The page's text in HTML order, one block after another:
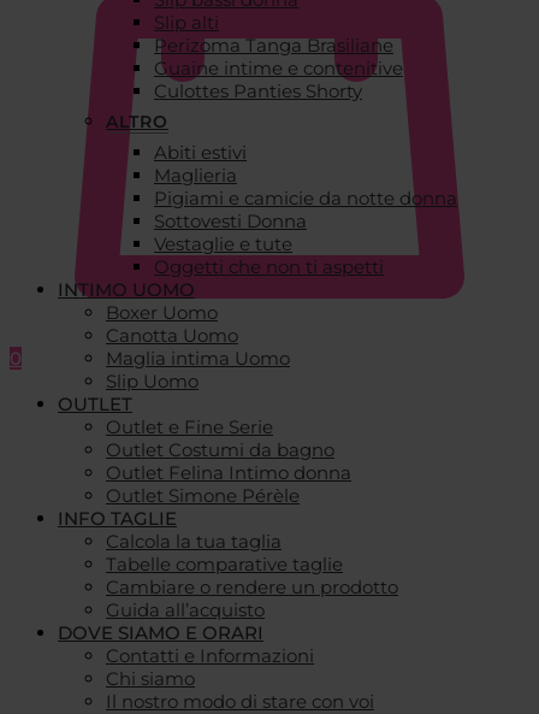
0
Slip alti
Perizoma Tanga Brasiliane
Guaine intime e contenitive
Culottes Panties Shorty
ALTRO
Abiti estivi
Maglieria
Pigiami e camicie da notte donna
Sottovesti Donna
Vestaglie e tute
Oggetti che non ti aspetti
INTIMO UOMO
Boxer Uomo
Canotta Uomo
Maglia intima Uomo
Slip Uomo
OUTLET
Outlet e Fine Serie
Outlet Costumi da bagno
Outlet Felina Intimo donna
Outlet Simone Pérèle
INFO TAGLIE
Calcola la tua taglia
Tabelle comparative taglie
Cambiare o rendere un prodotto
Guida all’acquisto
DOVE SIAMO E ORARI
Contatti e Informazioni
Chi siamo
Il nostro modo di stare con voi